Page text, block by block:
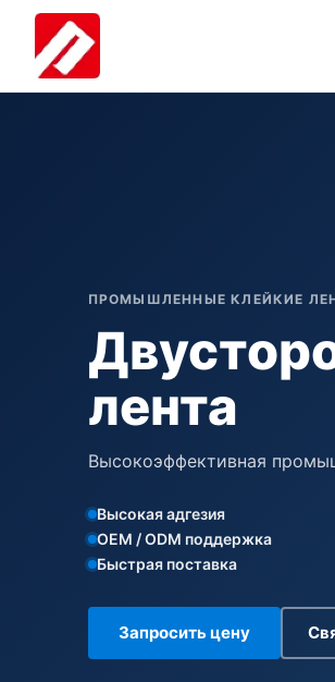
ПРОМЫШЛЕННЫЕ КЛЕЙКИЕ
лента
Высокоэффективная
Высокая адгезия
OEM / ODM поддержка
Быстрая поставка
Запросить цену